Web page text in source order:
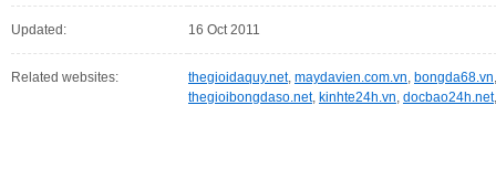
Updated: 16 Oct 2011
Related websites: thegioidaquy.net, maydavien.com.vn, bongda68.vn
thegioibongdaso.net, kinhte24h.vn, docbao24h.net